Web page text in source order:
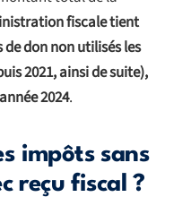
fiscale tient
don non utilisés les
2021, ainsi de suite),
2024.
impôts sans
reçu fiscal ?